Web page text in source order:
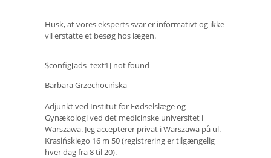
Husk, at vores eksperts svar er informativt og ikke
vil erstatte et besøg hos lægen.
$config[ads_text1] not found
Barbara Grzechocińska
Adjunkt ved Institut for Fødselslæge og
Gynækologi ved det medicinske universitet i
Warszawa. Jeg accepterer privat i Warszawa på ul.
Krasińskiego 16 m 50 (registrering er tilgængelig
hver dag fra 8 til 20).